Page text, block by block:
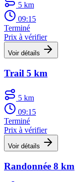
5 km
09:15
Terminé
Prix à vérifier
Voir détails
Trail 5 km
5 km
09:15
Terminé
Prix à vérifier
Voir détails
Randonnée 8 km